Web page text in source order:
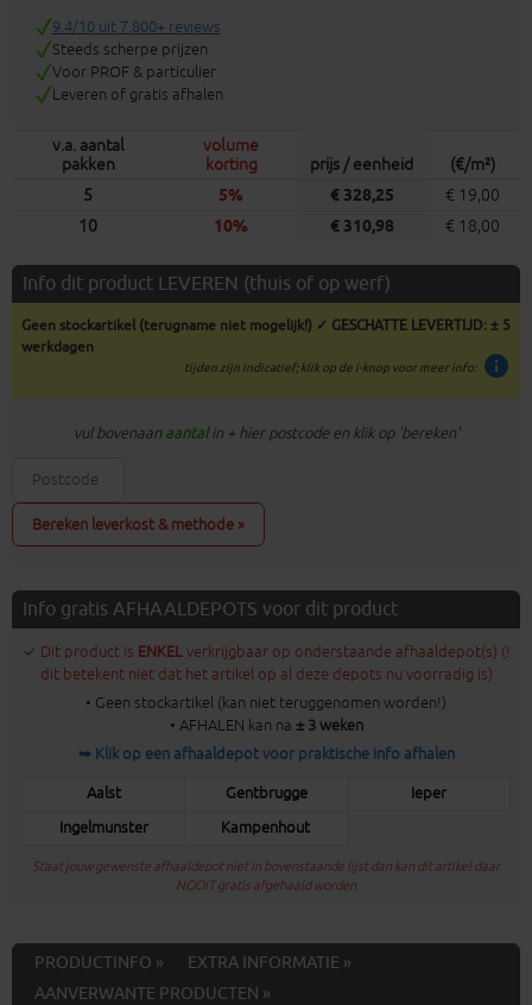
9.4/10 uit 7.800+ reviews
Steeds scherpe prijzen
Voor PROF & particulier
Leveren of gratis afhalen
v.a. aantal
pakken
volume
korting
prijs / eenheid
(€/m²)
5
5% € 328,25
€ 19,00
10
10% € 310,98 € 18,00
Info dit product LEVEREN (thuis of op werf)
Geen stockartikel (terugname niet mogelijk!) ✓ GESCHATTE LEVERTIJD: ± 5
werkdagen
info
tijden zijn indicatief; klik op de i-knop voor meer info:
vul bovenaan aantalin + hier postcode en klik op 'bereken'
Bereken leverkost & methode »
Info gratis AFHAALDEPOTS voor dit product
✓ Dit product is ENKELverkrijgbaar op onderstaande afhaaldepot(s) (!
dit betekent niet dat het artikel op al deze depots nu voorradig is)
• Geen stockartikel (kan niet teruggenomen worden!)
• AFHALEN kan na ± 3 weken
➥ Klik op een afhaaldepot voor praktische info afhalen
Aalst Gentbrugge
Ieper
Ingelmunster
Kampenhout
Staat jouw gewenste afhaaldepot niet in bovenstaande lijst dan kan dit artikel daar
NOOIT gratis afgehaald worden
PRODUCTINFO »
EXTRA INFORMATIE »
AANVERWANTE PRODUCTEN »